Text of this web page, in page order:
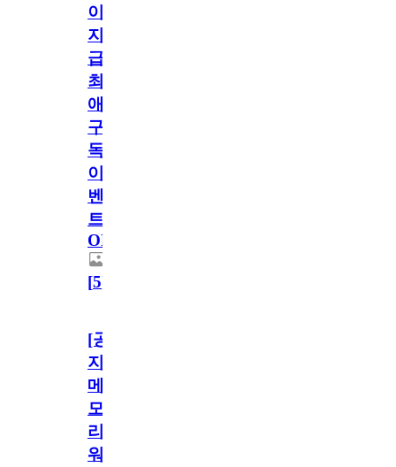
이
지
급!
최
애
구
독
이
벤
트
OPEN!
[5]
[공
지]
메
모
리
워